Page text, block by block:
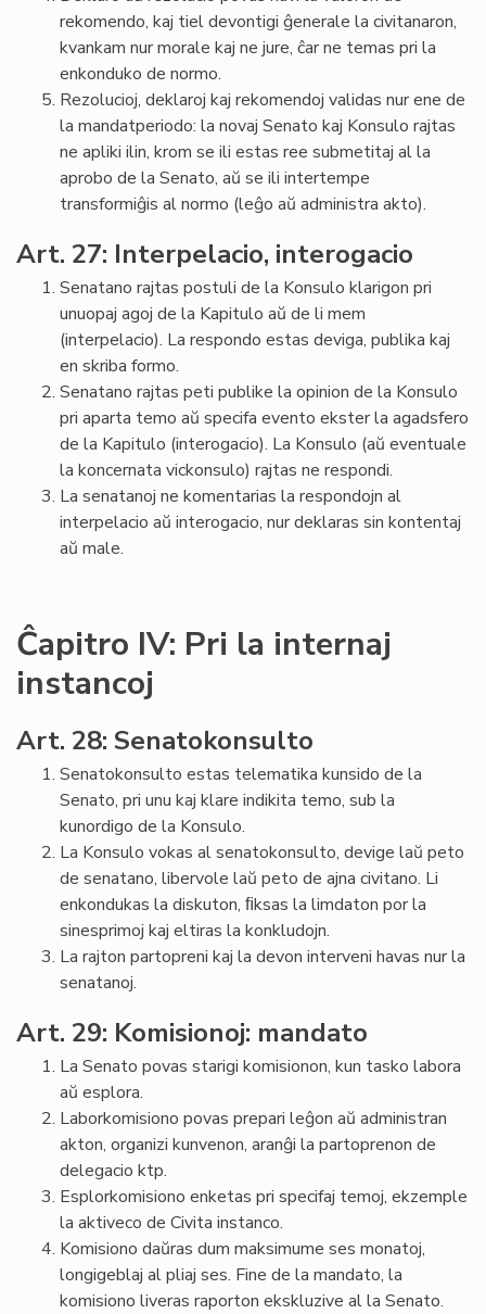
rekomendo, kaj tiel devontigi ĝenerale la civitanaron,
kvankam nur morale kaj ne jure, ĉar ne temas pri la
enkonduko de normo.
Rezolucioj, deklaroj kaj rekomendoj validas nur ene de
la mandatperiodo: la novaj Senato kaj Konsulo rajtas
ne apliki ilin, krom se ili estas ree submetitaj al la
aprobo de la Senato, aŭ se ili intertempe
transformiĝis al normo (leĝo aŭ administra akto).
Art. 27: Interpelacio, interogacio
Senatano rajtas postuli de la Konsulo klarigon pri
unuopaj agoj de la Kapitulo aŭ de li mem
(interpelacio). La respondo estas deviga, publika kaj
en skriba formo.
Senatano rajtas peti publike la opinion de la Konsulo
pri aparta temo aŭ specifa evento ekster la agadsfero
de la Kapitulo (interogacio). La Konsulo (aŭ eventuale
la koncernata vickonsulo) rajtas ne respondi.
La senatanoj ne komentarias la respondojn al
interpelacio aŭ interogacio, nur deklaras sin kontentaj
aŭ male.
Ĉapitro IV: Pri la internaj
instancoj
Art. 28: Senatokonsulto
Senatokonsulto estas telematika kunsido de la
Senato, pri unu kaj klare indikita temo, sub la
kunordigo de la Konsulo.
La Konsulo vokas al senatokonsulto, devige laŭ peto
de senatano, libervole laŭ peto de ajna civitano. Li
enkondukas la diskuton, ﬁksas la limdaton por la
sinesprimoj kaj eltiras la konkludojn.
La rajton partopreni kaj la devon interveni havas nur la
senatanoj.
Art. 29: Komisionoj: mandato
La Senato povas starigi komisionon, kun tasko labora
aŭ esplora.
Laborkomisiono povas prepari leĝon aŭ administran
akton, organizi kunvenon, aranĝi la partoprenon de
delegacio ktp.
Esplorkomisiono enketas pri specifaj temoj, ekzemple
la aktiveco de Civita instanco.
Komisiono daŭras dum maksimume ses monatoj,
longigeblaj al pliaj ses. Fine de la mandato, la
komisiono liveras raporton ekskluzive al la Senato.